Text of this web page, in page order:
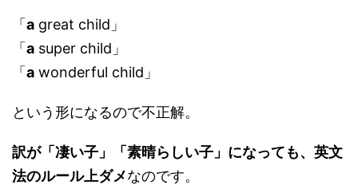
「a great child」
「a super child」
「a wonderful child」
という形になるので不正解。
訳が「凄い子」「素晴らしい子」になっても、英文
法のルール上ダメなのです。